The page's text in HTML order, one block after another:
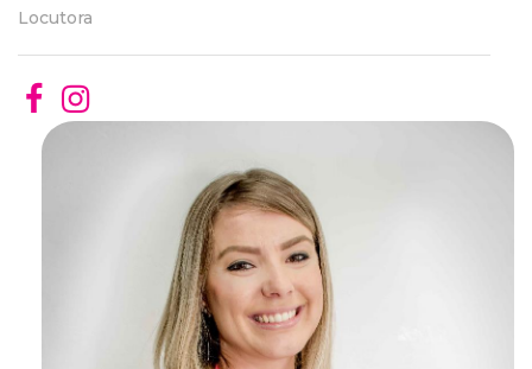
Locutora